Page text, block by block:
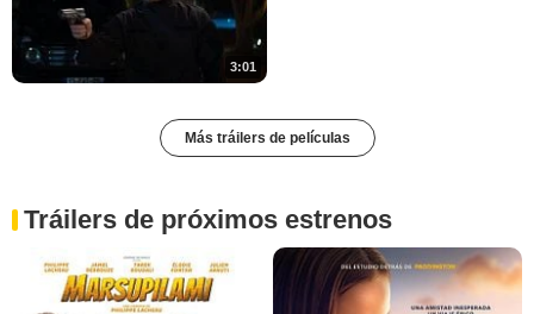
3:01
Más tráilers de películas
Tráilers de próximos estrenos